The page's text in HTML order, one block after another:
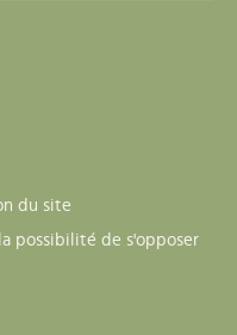
du site
possibilité de s'opposer